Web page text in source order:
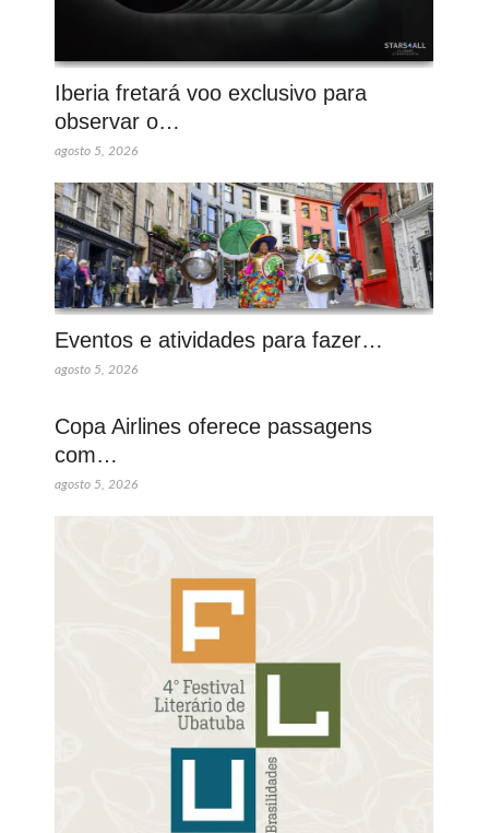
Iberia fretará voo exclusivo para
observar o…
agosto 5, 2026
Eventos e atividades para fazer…
agosto 5, 2026
Copa Airlines oferece passagens
com…
agosto 5, 2026